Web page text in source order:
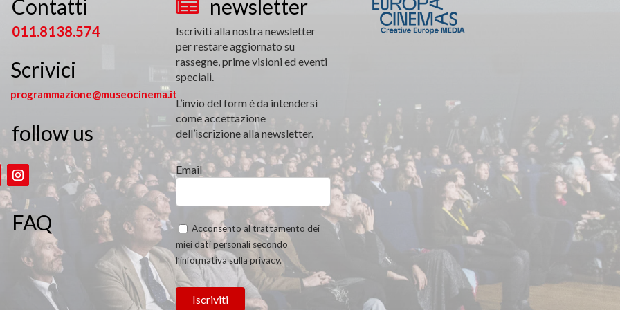
Contatti
011.8138.574
Scrivici
programmazione@museocinema.it
follow us
FAQ
 newsletter
Iscriviti alla nostra newsletter
per restare aggiornato su
rassegne, prime visioni ed eventi
speciali.
L’invio del form è da intendersi
come accettazione
dell’iscrizione alla newsletter.
Email
Acconsento al trattamento dei
miei dati personali secondo
l’informativa sulla privacy.